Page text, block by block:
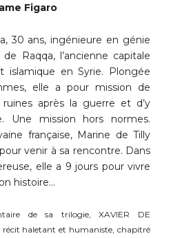
Figaro
30 ans, ingénieure en génie
Raqqa, l’ancienne capitale
islamique en Syrie. Plongée
elle a pour mission de
après la guerre et d’y
Une mission hors normes.
française, Marine de Tilly
venir à sa rencontre. Dans
elle a 9 jours pour vivre
histoire…
de sa trilogie, XAVIER DE
récit haletant et humaniste, chapitré